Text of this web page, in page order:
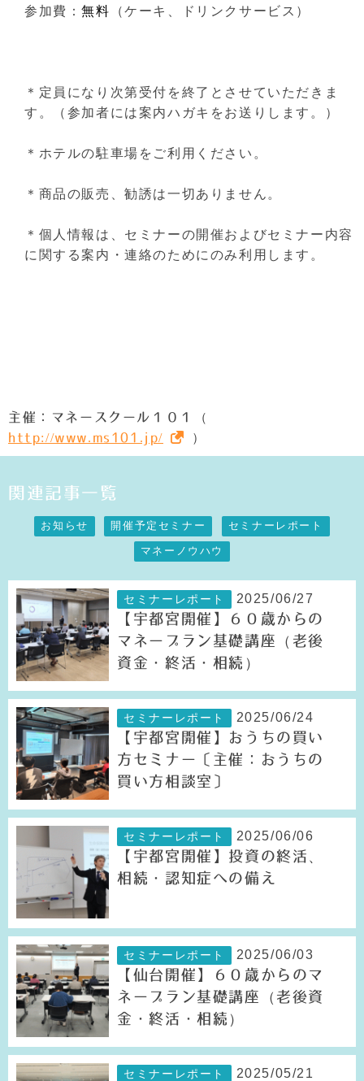
参加費：無料 （ケーキ、ドリンクサービス）
＊定員になり次第受付を終了とさせていただきま
す。（参加者には案内ハガキをお送りします。）
＊ホテルの駐車場をご利用ください。
＊商品の販売、勧誘は一切ありません。
＊個人情報は、セミナーの開催およびセミナー内容
に関する案内・連絡のためにのみ利用します。
主催：マネースクール１０１（
http://www.ms101.jp/
）
関連記事一覧
お知らせ 開催予定セミナー セミナーレポート
マネーノウハウ
セミナーレポート 2025/06/27
【宇都宮開催】６０歳からの
マネープラン基礎講座（老後
資金・終活・相続）
セミナーレポート 2025/06/24
【宇都宮開催】おうちの買い
方セミナー〔主催：おうちの
買い方相談室〕
セミナーレポート 2025/06/06
【宇都宮開催】投資の終活、
相続・認知症への備え
セミナーレポート 2025/06/03
【仙台開催】６０歳からのマ
ネープラン基礎講座（老後資
金・終活・相続）
セミナーレポート 2025/05/21